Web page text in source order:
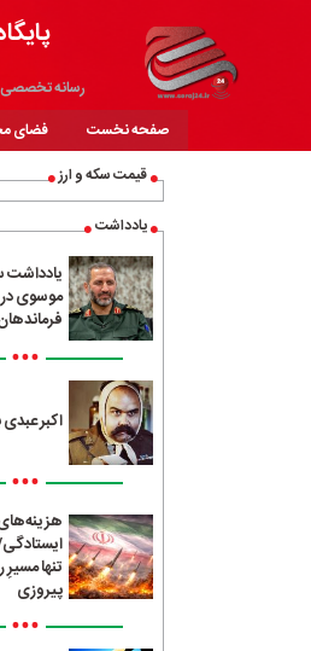
رسانه تخصصی
صفحه نخست فضای
قیمت سکه و ارز
یادداشت
یادداشت
موسوی
•••
اکبر
•••
تنها
پیروزی
•••